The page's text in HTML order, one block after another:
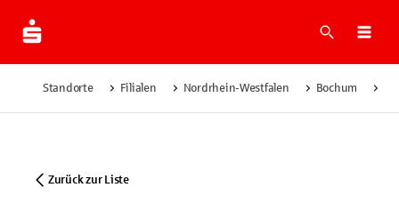
Suche
Standorte Filialen Nordrhein-Westfalen Bochum
Zurück zur Liste